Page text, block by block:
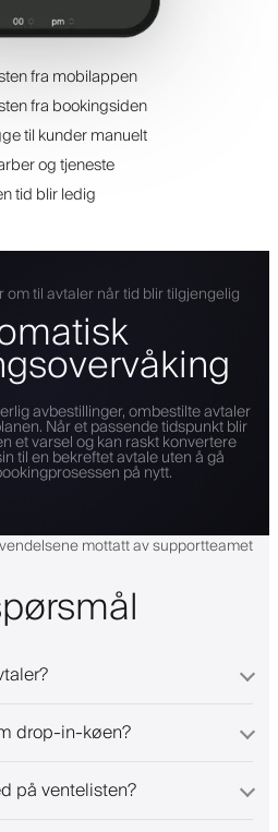
fra mobilappen
fra bookingsiden
til kunder manuelt
og tjeneste
tid blir ledig
til avtaler når tid blir tilgjengelig
avbestillinger, ombestilte avtaler
Når et passende tidspunkt blir
et varsel og kan raskt konvertere
til en bekreftet avtale uten å gå
på nytt.
mottatt av supportteamet
drop-in-køen?
på ventelisten?